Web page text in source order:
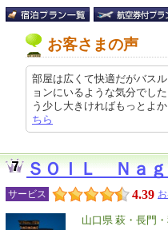
お客さまの声
部屋は広くて快適だがバス
ョンにいるような気分でし
う少し大きければもっとよ
ちら
ＳＯＩＬ Ｎａｇ
サービス 4.39
エ
山口県 萩・長門